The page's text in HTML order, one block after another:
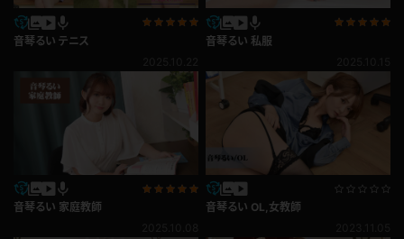
音琴るい テニス
音琴るい 私服
音琴るい 家庭教師
音琴るい OL,女教師